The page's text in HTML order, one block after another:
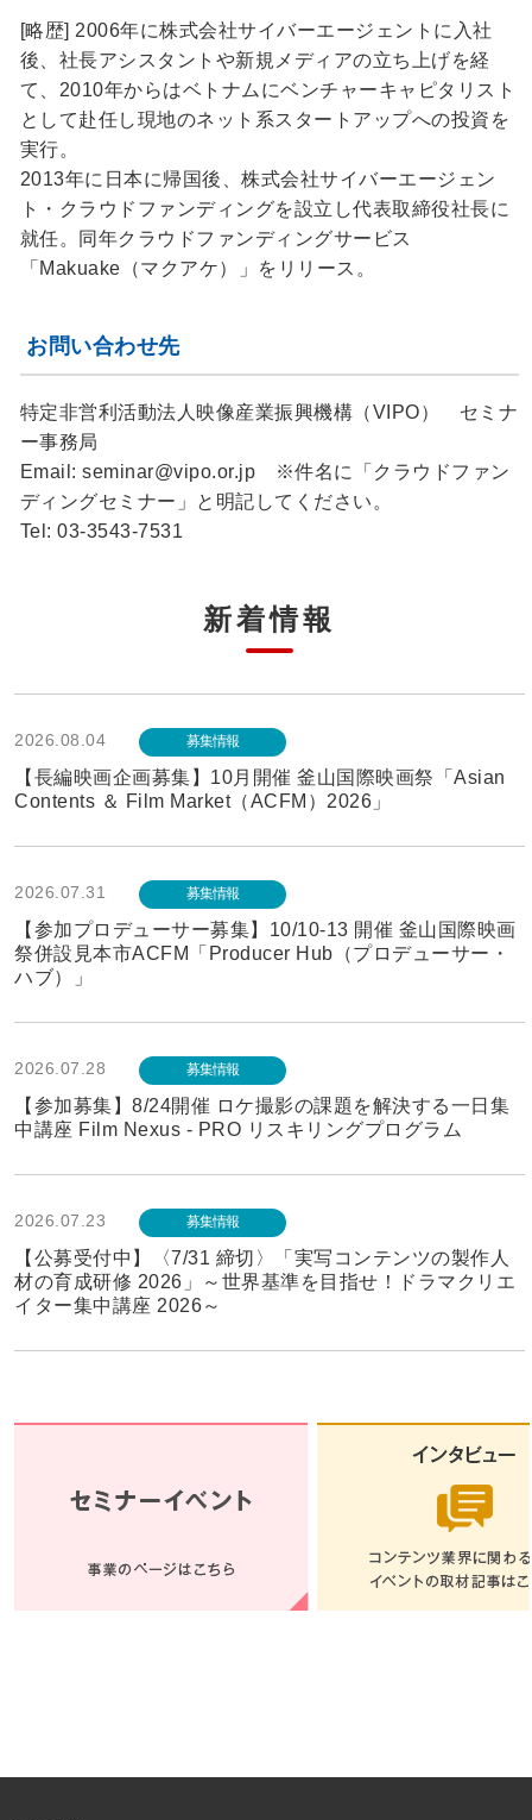
[略歴] 2006年に株式会社サイバーエージェントに入社
後、社長アシスタントや新規メディアの立ち上げを経
て、2010年からはベトナムにベンチャーキャピタリスト
として赴任し現地のネット系スタートアップへの投資を
実行。
2013年に日本に帰国後、株式会社サイバーエージェン
ト・クラウドファンディングを設立し代表取締役社長に
就任。同年クラウドファンディングサービス
「Makuake（マクアケ）」をリリース。
お問い合わせ先
特定非営利活動法人映像産業振興機構（VIPO） セミナ
ー事務局
Email: seminar@vipo.or.jp ※件名に「クラウドファン
ディングセミナー」と明記してください。
Tel: 03-3543-7531
新着情報
2026.08.04 募集情報
【長編映画企画募集】10月開催 釜山国際映画祭「Asian
Contents ＆ Film Market（ACFM）2026」
2026.07.31 募集情報
【参加プロデューサー募集】10/10-13 開催 釜山国際映画
祭併設見本市ACFM「Producer Hub（プロデューサー・
ハブ）」
2026.07.28 募集情報
【参加募集】8/24開催 ロケ撮影の課題を解決する一日集
中講座 Film Nexus - PRO リスキリングプログラム
2026.07.23 募集情報
【公募受付中】〈7/31 締切〉「実写コンテンツの製作人
材の育成研修 2026」～世界基準を目指せ！ドラマクリエ
イター集中講座 2026～